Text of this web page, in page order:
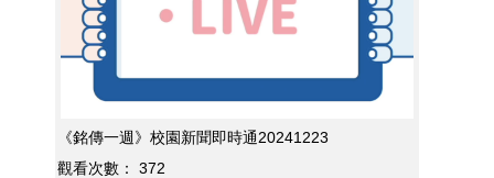
《銘傳一週》校園新聞即時通20241223
觀看次數：
372